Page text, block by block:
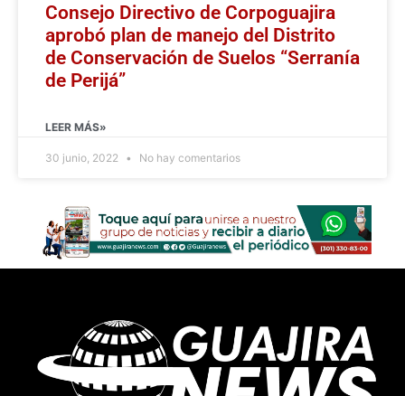
Consejo Directivo de Corpoguajira
aprobó plan de manejo del Distrito
de Conservación de Suelos “Serranía
de Perijá”
LEER MÁS»
30 junio, 2022 No hay comentarios